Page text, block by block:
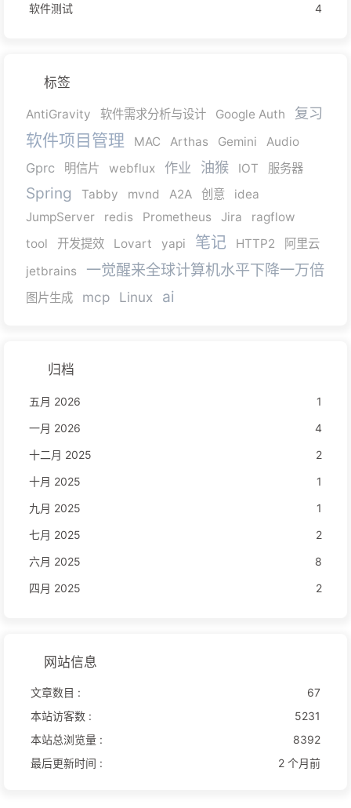
软件测试
4
标签
AntiGravity 软件需求分析与设计 Google Auth 复习
软件项目管理 MAC Arthas Gemini Audio
Gprc 明信片 webflux 作业 油猴 IOT 服务器
Spring Tabby mvnd A2A 创意
idea
JumpServer
redis Prometheus Jira
ragflow
tool
开发提效 Lovart yapi 笔记 HTTP2
阿里云
jetbrains
一觉醒来全球计算机水平下降一万倍
图片生成 mcp Linux ai
归档
五月 2026
1
一月 2026
4
十二月 2025
2
十月 2025
1
九月 2025
1
七月 2025
2
六月 2025
8
四月 2025
2
网站信息
文章数目 :
67
本站访客数 :
5231
本站总浏览量 :
8392
最后更新时间 :
2 个月前